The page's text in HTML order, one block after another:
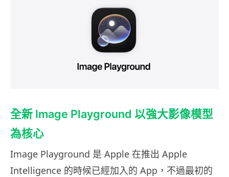
全新 Image Playground 以強大影像模型
為核心
Image Playground 是 Apple 在推出 Apple
Intelligence 的時候已經加入的 App，不過最初的